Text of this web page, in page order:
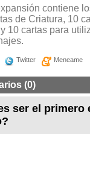
contiene
de Criatura, 10
y 10 cartas para
Twitter Meneame
(0)
ser el primero